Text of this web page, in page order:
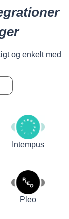
og enkelt med
Intempus
Pleo